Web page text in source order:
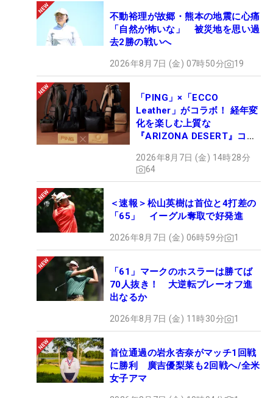
不動裕理が故郷・熊本の地震に心痛
「自然が怖いな」 被災地を思い過
去2勝の戦いへ
2026年8月7日 (金) 07時50分 19
「PING」×「ECCO
Leather」がコラボ！ 経年変
化を楽しむ上質な
『ARIZONA DESERT』コレ
ュー
2026年8月7日 (金) 14時28分
64
＜速報＞松山英樹は首位と4打差の
「65」 イーグル奪取で好発進
2026年8月7日 (金) 06時59分 1
「61」マークのホスラーは勝てば
70人抜き！ 大逆転プレーオフ進
出なるか
2026年8月7日 (金) 11時30分 1
首位通過の岩永杏奈がマッチ1回戦
に勝利 廣吉優梨菜も2回戦へ/全米
女子アマ